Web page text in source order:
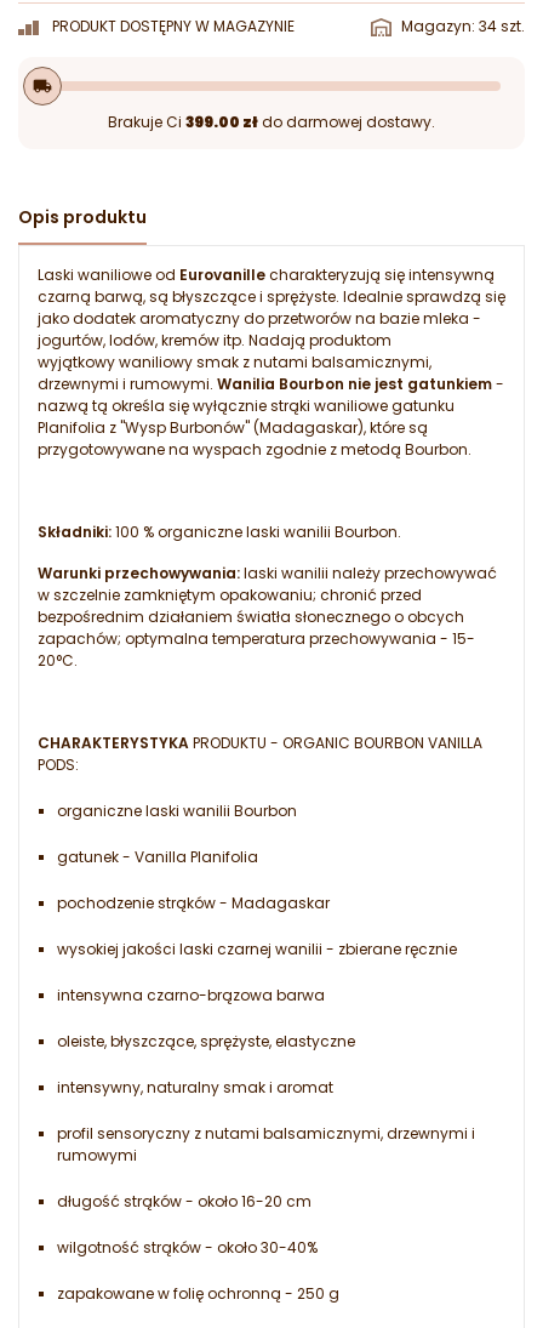
PRODUKT DOSTĘPNY W MAGAZYNIE Magazyn: 34 szt.
local_shipping
Brakuje Ci 399.00 złdo darmowej dostawy.
Opis produktu
Laski waniliowe od Eurovanillecharakteryzują się intensywną
czarną barwą, są błyszczące i sprężyste. Idealnie sprawdzą się
jako dodatek aromatyczny do przetworów na bazie mleka -
jogurtów, lodów, kremów itp. Nadają produktom
wyjątkowy waniliowy smak z nutami balsamicznymi,
drzewnymi i rumowymi. Wanilia Bourbon nie jest gatunkiem-
nazwą tą określa się wyłącznie strąki waniliowe gatunku
Planifolia z "Wysp Burbonów" (Madagaskar), które są
przygotowywane na wyspach zgodnie z metodą Bourbon.
Składniki:100 % organiczne laski wanilii Bourbon.
Warunki przechowywania:laski wanilii należy przechowywać
w szczelnie zamkniętym opakowaniu; chronić przed
bezpośrednim działaniem światła słonecznego o obcych
zapachów; optymalna temperatura przechowywania - 15-
20°C.
CHARAKTERYSTYKAPRODUKTU - ORGANIC BOURBON VANILLA
PODS:
organiczne laski wanilii Bourbon
gatunek - Vanilla Planifolia
pochodzenie strąków - Madagaskar
wysokiej jakości laski czarnej wanilii - zbierane ręcznie
intensywna czarno-brązowa barwa
oleiste, błyszczące, sprężyste, elastyczne
intensywny, naturalny smak i aromat
profil sensoryczny z nutami balsamicznymi, drzewnymi i
rumowymi
długość strąków - około 16-20 cm
wilgotność strąków - około 30-40%
zapakowane w folię ochronną - 250 g